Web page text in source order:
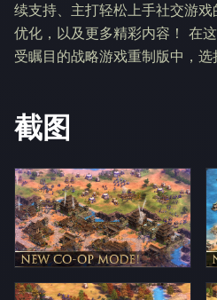
续支持、主打轻松上手社交游
优化，以及更多精彩内容！ 在
受瞩目的战略游戏重制版中，选
截图